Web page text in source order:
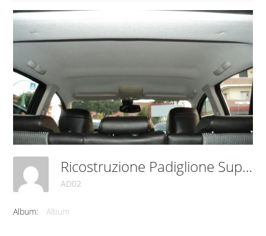
Ricostruzione Padiglione Superiore (cielo)
AD02
Album: Album